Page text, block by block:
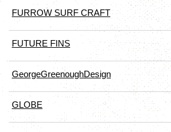
FURROW SURF CRAFT
FUTURE FINS
GeorgeGreenoughDesign
GLOBE